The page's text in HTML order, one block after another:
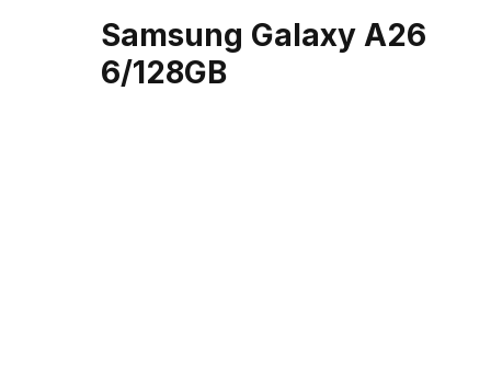
Samsung Galaxy A26
6/128GB